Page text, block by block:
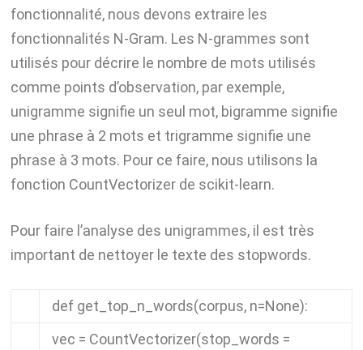
fonctionnalité, nous devons extraire les
fonctionnalités N-Gram. Les N-grammes sont
utilisés pour décrire le nombre de mots utilisés
comme points d’observation, par exemple,
unigramme signifie un seul mot, bigramme signifie
une phrase à 2 mots et trigramme signifie une
phrase à 3 mots. Pour ce faire, nous utilisons la
fonction CountVectorizer de scikit-learn.
Pour faire l’analyse des unigrammes, il est très
important de nettoyer le texte des stopwords.
def get_top_n_words(corpus, n=None):
vec = CountVectorizer(stop_words =